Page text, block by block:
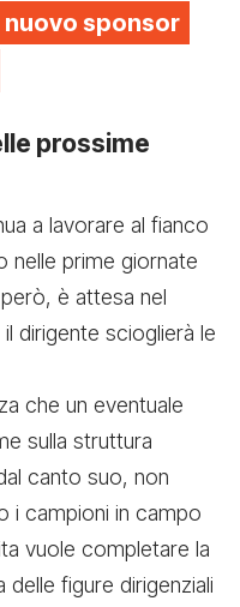
nuovo sponsor
prossime
a lavorare al fianco
nelle prime giornate
è attesa nel
dirigente scioglierà le
che un eventuale
sulla struttura
canto suo, non
i campioni in campo
vuole completare la
delle figure dirigenziali